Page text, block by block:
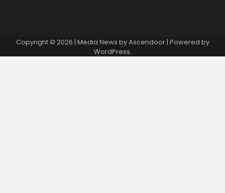
Copyright © 2026 | Media News byAscendoor| Powered by
WordPress.